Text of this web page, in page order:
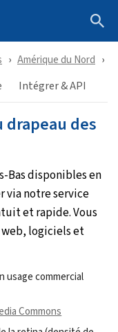
Amérique du Nord
Intégrer & API
drapeau des
Bas disponibles en
via notre service
et rapide. Vous
logiciels et
usage commercial
Commons